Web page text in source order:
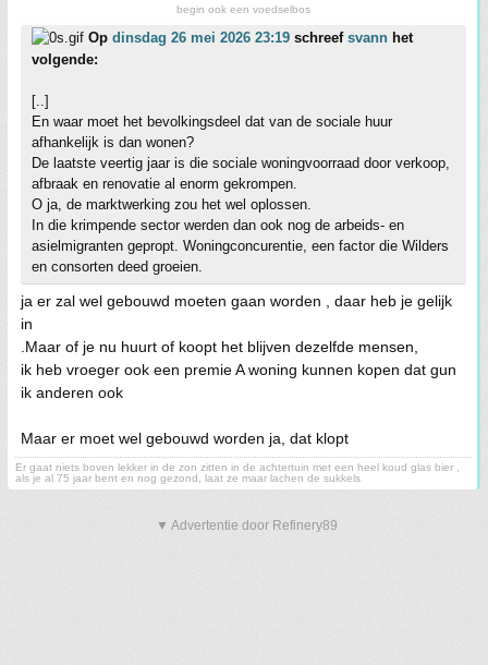
begin ook een voedselbos
Op dinsdag 26 mei 2026 23:19 schreef svann het
volgende:
[..]
En waar moet het bevolkingsdeel dat van de sociale huur
afhankelijk is dan wonen?
De laatste veertig jaar is die sociale woningvoorraad door verkoop,
afbraak en renovatie al enorm gekrompen.
O ja, de marktwerking zou het wel oplossen.
In die krimpende sector werden dan ook nog de arbeids- en
asielmigranten gepropt. Woningconcurentie, een factor die Wilders
en consorten deed groeien.
ja er zal wel gebouwd moeten gaan worden , daar heb je gelijk
in
.Maar of je nu huurt of koopt het blijven dezelfde mensen,
ik heb vroeger ook een premie A woning kunnen kopen dat gun
ik anderen ook
Maar er moet wel gebouwd worden ja, dat klopt
Er gaat niets boven lekker in de zon zitten in de achtertuin met een heel koud glas bier ,
als je al 75 jaar bent en nog gezond, laat ze maar lachen de sukkels
▼ Advertentie door Refinery89